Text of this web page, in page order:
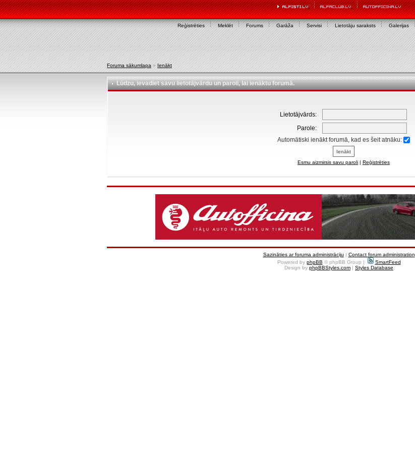
Reģistrēties Meklēt Forums Garāža Servisi Lietotāju saraksts Galerijas
Foruma sākumlapa » Ienākt
Lūdzu, ievadiet savu lietotājvārdu un paroli, lai ienāktu forumā.
Lietotājvārds:
Parole:
Automātiski ienākt forumā, kad es šeit atnāku:
Esmu aizmirsis savu paroli | Reģistrēties
Sazināties ar foruma administrāciju | Contact forum administration
Powered by phpBB © phpBB Group |
SmartFeed
Design by phpBBStyles.com | Styles Database